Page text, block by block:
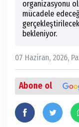
organizasyonu
mücadele
bekleniyor.
07 Haziran, 2026,
Abone ol